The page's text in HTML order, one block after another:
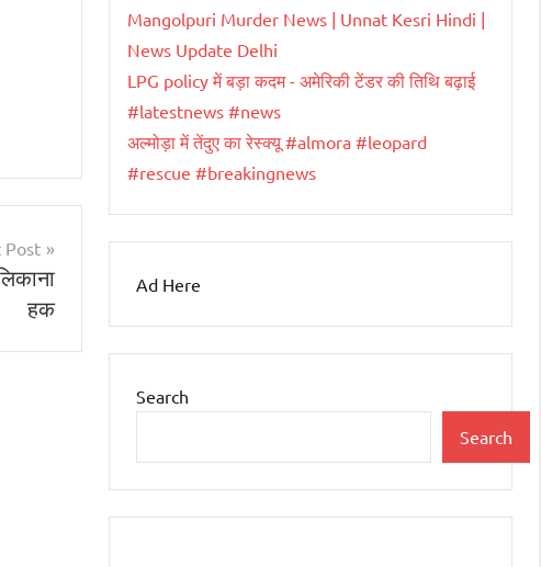
Post
हक
Mangolpuri Murder News | Unnat Kesri Hindi |
News Update Delhi
LPG policy में बड़ा कदम - अमेरिकी टेंडर की तिथि बढ़ाई
#latestnews #news
अल्मोड़ा में तेंदुए का रेस्क्यू #almora #leopard
#rescue #breakingnews
Ad Here
Search
Search